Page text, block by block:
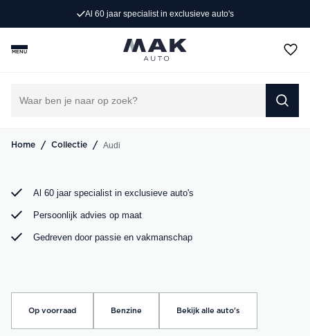
Al 60 jaar specialist in exclusieve auto's
MENU
Home / Collectie / Audi
Op zoek naar een exclusieve Audi occasion? Bij MAK
Auto vind je een zorgvuldig geselecteerd aanbod, van de
sportieve Audi A3 tot de krachtige Audi RS6. Bekijk ons
Al 60 jaar specialist in exclusieve auto's
Persoonlijk advies op maat
Gedreven door passie en vakmanschap
Op voorraad Benzine Bekijk alle auto's